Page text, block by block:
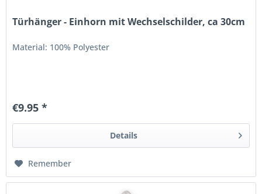
Türhänger - Einhorn mit Wechselschilder, ca 30cm
Material: 100% Polyester
€9.95 *
Details
Remember